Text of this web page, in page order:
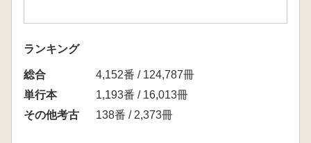
ランキング
総合
4,152番 / 124,787冊
単行本
1,193番 / 16,013冊
その他考古
138番 / 2,373冊